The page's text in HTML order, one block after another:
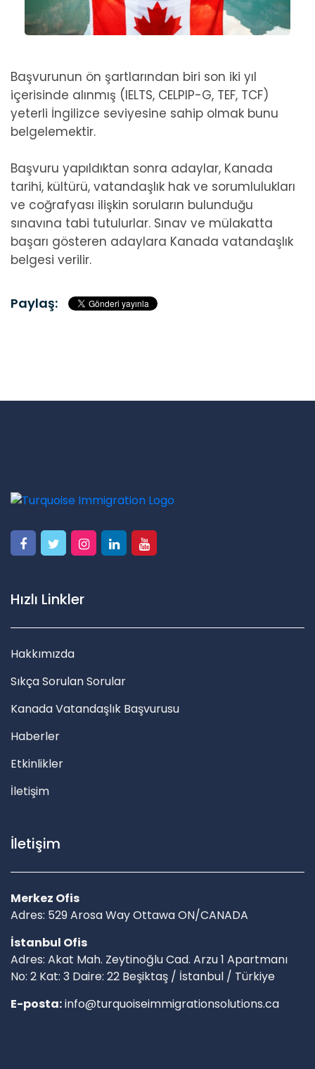
Başvurunun ön şartlarından biri son iki yıl
içerisinde alınmış (IELTS, CELPIP-G, TEF, TCF)
yeterli İngilizce seviyesine sahip olmak bunu
belgelemektir.
Başvuru yapıldıktan sonra adaylar, Kanada
tarihi, kültürü, vatandaşlık hak ve sorumlulukları
ve coğrafyası ilişkin soruların bulunduğu
sınavına tabi tutulurlar. Sınav ve mülakatta
başarı gösteren adaylara Kanada vatandaşlık
belgesi verilir.
Paylaş:
Hızlı Linkler
Hakkımızda
Sıkça Sorulan Sorular
Kanada Vatandaşlık Başvurusu
Haberler
Etkinlikler
İletişim
İletişim
Merkez Ofis
Adres: 529 Arosa Way Ottawa ON/CANADA
İstanbul Ofis
Adres: Akat Mah. Zeytinoğlu Cad. Arzu 1 Apartmanı
No: 2 Kat: 3 Daire: 22 Beşiktaş / İstanbul / Türkiye
E-posta:info@turquoiseimmigrationsolutions.ca